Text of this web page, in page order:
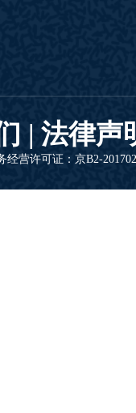
| 法律声
经营许可证：京B2-